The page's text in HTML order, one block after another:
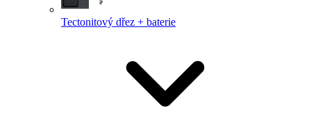
Tectonitový dřez + baterie